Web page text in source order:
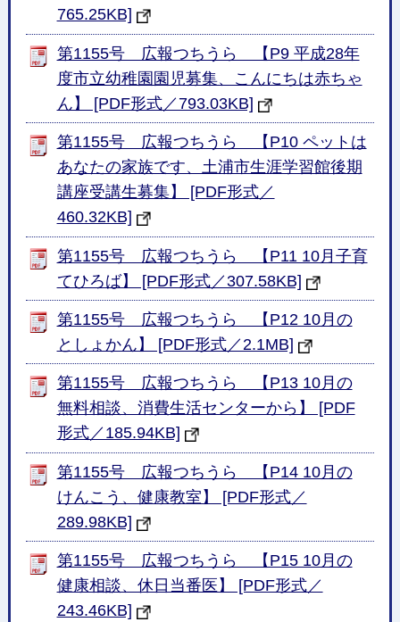
765.25KB]
第1155号 広報つちうら 【P9 平成28年
度市立幼稚園園児募集、こんにちは赤ちゃ
ん】 [PDF形式／793.03KB]
第1155号 広報つちうら 【P10 ペットは
あなたの家族です、土浦市生涯学習館後期
講座受講生募集】 [PDF形式／
460.32KB]
第1155号 広報つちうら 【P11 10月子育
てひろば】 [PDF形式／307.58KB]
第1155号 広報つちうら 【P12 10月の
としょかん】 [PDF形式／2.1MB]
第1155号 広報つちうら 【P13 10月の
無料相談、消費生活センターから】 [PDF
形式／185.94KB]
第1155号 広報つちうら 【P14 10月の
けんこう、健康教室】 [PDF形式／
289.98KB]
第1155号 広報つちうら 【P15 10月の
健康相談、休日当番医】 [PDF形式／
243.46KB]